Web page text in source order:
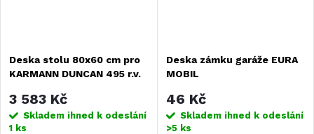
Deska stolu 80x60 cm pro
KARMANN DUNCAN 495 r.v.
3 583 Kč
Skladem ihned k odeslání
1 ks
Deska zámku garáže EURA
MOBIL
46 Kč
Skladem ihned k odeslání
>5 ks